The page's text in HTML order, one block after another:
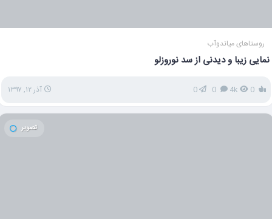
روستاهای میاندوآب
نمایی زیبا و دیدنی از سد نوروزلو
4k
0 آذر ۱۲, ۱۳۹۷
تصویر